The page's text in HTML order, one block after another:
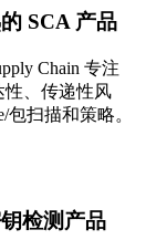
SCA 产品
Chain 专注
性、传递性风
包扫描和策略。
检测产品